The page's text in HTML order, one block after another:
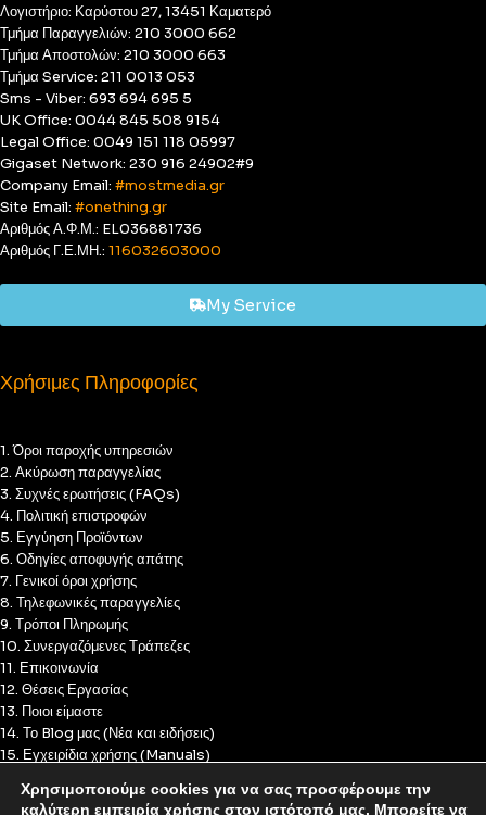
Λογιστήριο: Καρύστου 27, 13451 Καματερό
Τμήμα Παραγγελιών: 210 3000 662
Τμήμα Αποστολών: 210 3000 663
Τμήμα Service: 211 0013 053
Sms - Viber: 693 694 695 5
UK Office: 0044 845 508 9154
Legal Office: 0049 151 118 05997
Gigaset Network: 230 916 24902#9
Company Email: #mostmedia.gr
Site Email: #onething.gr
Αριθμός Α.Φ.Μ.: EL036881736
Αριθμός Γ.Ε.ΜΗ.: 116032603000
My Service
Χρήσιμες Πληροφορίες
1. Όροι παροχής υπηρεσιών
2. Ακύρωση παραγγελίας
3. Συχνές ερωτήσεις (FAQs)
4. Πολιτική επιστροφών
5. Εγγύηση Προϊόντων
6. Οδηγίες αποφυγής απάτης
7. Γενικοί όροι χρήσης
8. Τηλεφωνικές παραγγελίες
9. Τρόποι Πληρωμής
10. Συνεργαζόμενες Τράπεζες
11. Επικοινωνία
12. Θέσεις Εργασίας
13. Ποιοι είμαστε
14. Το Blog μας (Νέα και ειδήσεις)
15. Εγχειρίδια χρήσης (Manuals)
17. Πολιτική Cookies
Χρησιμοποιούμε cookies για να σας προσφέρουμε την
καλύτερη εμπειρία χρήσης στον ιστότοπό μας. Μπορείτε να